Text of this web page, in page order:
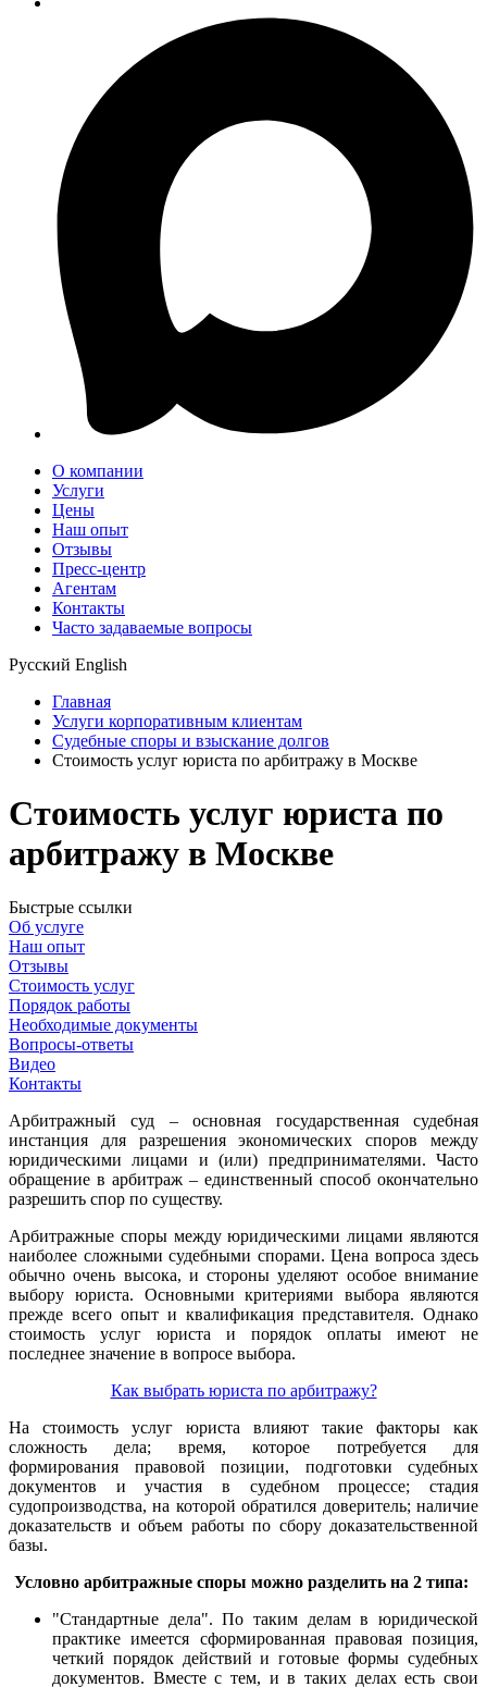
О компании
Услуги
Цены
Наш опыт
Отзывы
Пресс-центр
Агентам
Контакты
Часто задаваемые вопросы
Русский English
Главная
Услуги корпоративным клиентам
Судебные споры и взыскание долгов
Стоимость услуг юриста по арбитражу в Москве
Стоимость услуг юриста по
арбитражу в Москве
Быстрые ссылки
Об услуге
Наш опыт
Отзывы
Стоимость услуг
Порядок работы
Необходимые документы
Вопросы-ответы
Видео
Контакты
Арбитражный суд – основная государственная судебная
инстанция для разрешения экономических споров между
юридическими лицами и (или) предпринимателями. Часто
обращение в арбитраж – единственный способ окончательно
разрешить спор по существу.
Арбитражные споры между юридическими лицами являются
наиболее сложными судебными спорами. Цена вопроса здесь
обычно очень высока, и стороны уделяют особое внимание
выбору юриста. Основными критериями выбора являются
прежде всего опыт и квалификация представителя. Однако
стоимость услуг юриста и порядок оплаты имеют не
последнее значение в вопросе выбора.
Как выбрать юриста по арбитражу?
На стоимость услуг юриста влияют такие факторы как
сложность дела; время, которое потребуется для
формирования правовой позиции, подготовки судебных
документов и участия в судебном процессе; стадия
судопроизводства, на которой обратился доверитель; наличие
доказательств и объем работы по сбору доказательственной
базы.
Условно арбитражные споры можно разделить на 2 типа:
"Стандартные дела". По таким делам в юридической
практике имеется сформированная правовая позиция,
четкий порядок действий и готовые формы судебных
документов. Вместе с тем, и в таких делах есть свои